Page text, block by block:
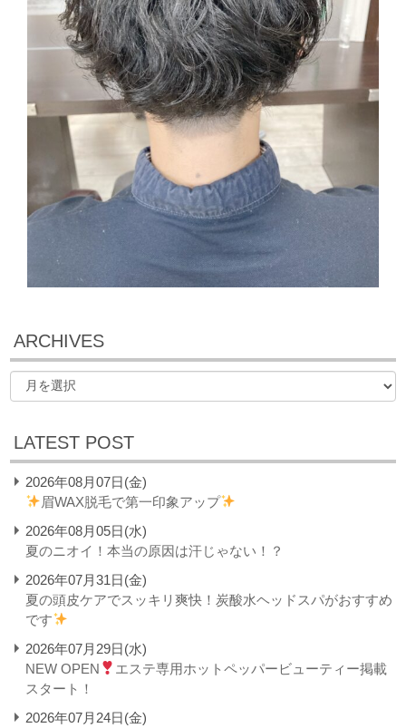
ARCHIVES
LATEST POST
2026年08月07日(金)
眉WAX脱毛で第一印象アップ
2026年08月05日(水)
夏のニオイ！本当の原因は汗じゃない！？
2026年07月31日(金)
夏の頭皮ケアでスッキリ爽快！炭酸水ヘッドスパがおすすめ
です
2026年07月29日(水)
NEW OPEN
エステ専用ホットペッパービューティー掲載
スタート！
2026年07月24日(金)